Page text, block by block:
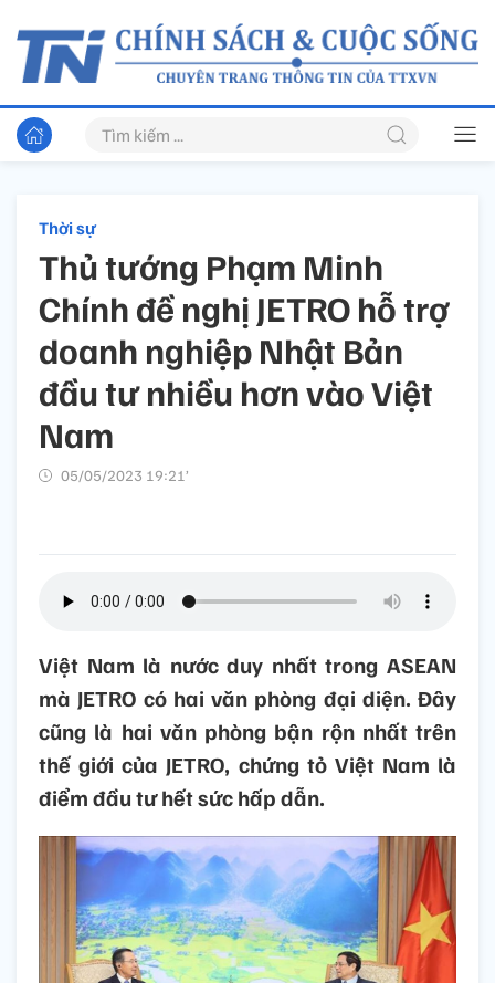
Thời sự
Thủ tướng Phạm Minh
Chính đề nghị JETRO hỗ trợ
doanh nghiệp Nhật Bản
đầu tư nhiều hơn vào Việt
Nam
05/05/2023 19:21’
Việt Nam là nước duy nhất trong ASEAN
mà JETRO có hai văn phòng đại diện. Đây
cũng là hai văn phòng bận rộn nhất trên
thế giới của JETRO, chứng tỏ Việt Nam là
điểm đầu tư hết sức hấp dẫn.